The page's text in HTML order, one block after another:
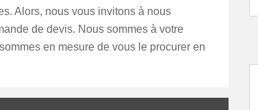
Alors, nous vous invitons à nous
de devis. Nous sommes à votre
en mesure de vous le procurer en